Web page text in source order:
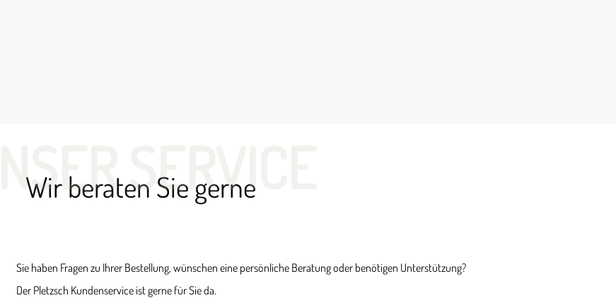
UNSER SERVICE
Wir beraten Sie gerne
Sie haben Fragen zu Ihrer Bestellung, wünschen eine persönliche Beratung oder benötigen Unterstützung?
Der Pletzsch Kundenservice ist gerne für Sie da.